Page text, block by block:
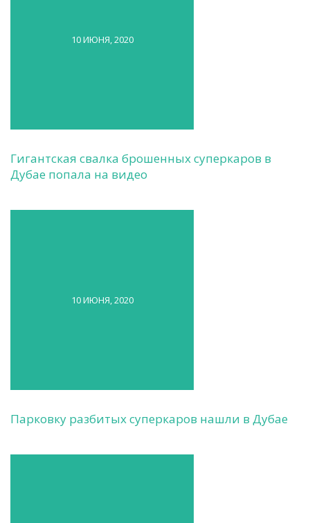
10 ИЮНЯ, 2020
Гигантская свалка брошенных суперкаров в
Дубае попала на видео
10 ИЮНЯ, 2020
Парковку разбитых суперкаров нашли в Дубае